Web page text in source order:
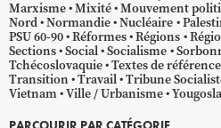
Marxisme Mixité Mouvement
Nord Normandie Nucléaire
PSU 60-90 Réformes Régions
Sections Social Socialisme
Tchécoslovaquie Textes de
Transition Travail Tribune
Vietnam Ville / Urbanisme